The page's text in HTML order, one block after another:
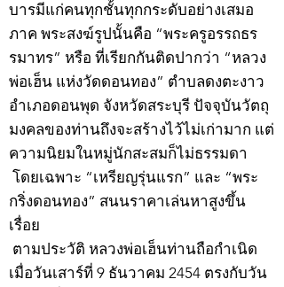
บารมีแก่คนทุกชั้นทุกกระดับอย่างเสมอ
ภาค พระสงฆ์รูปนั้นคือ “พระครูอรรถธร
รมาทร” หรือ ที่เรียกกันติดปากว่า “หลวง
พ่อเฮ็น แห่งวัดดอนทอง” ตำบลดงตะงาว
อำเภอดอนพุด จังหวัดสระบุรี ปัจจุบันวัตถุ
มงคลของท่านถึงจะสร้างไว้ไม่เก่ามาก แต่
ความนิยมในหมู่นักสะสมก็ไม่ธรรมดา
โดยเฉพาะ “เหรียญรุ่นแรก” และ “พระ
กริ่งดอนทอง” สนนราคาเล่นหาสูงขึ้น
เรื่อย
ตามประวัติ หลวงพ่อเฮ็นท่านถือกำเนิด
เมื่อวันเสาร์ที่ 9 ธันวาคม 2454 ตรงกับวัน